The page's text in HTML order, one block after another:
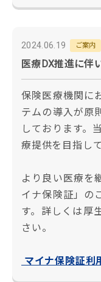
2024.06.19 ご案内
医療DX推進に伴
保険医療機関に
テムの導入が原
しております。
療提供を目指し
より良い医療を
イナ保険証」の
す。詳しくは厚
さい。
マイナ保険証利